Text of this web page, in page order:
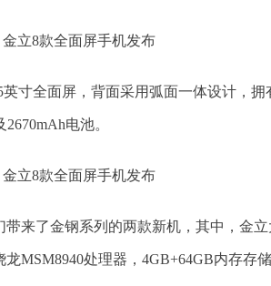
寸全面屏，背面采用弧面一体设计，拥
电池。
来了金钢系列的两款新机，其中，金立
MSM8940处理器，4GB+64GB内存存